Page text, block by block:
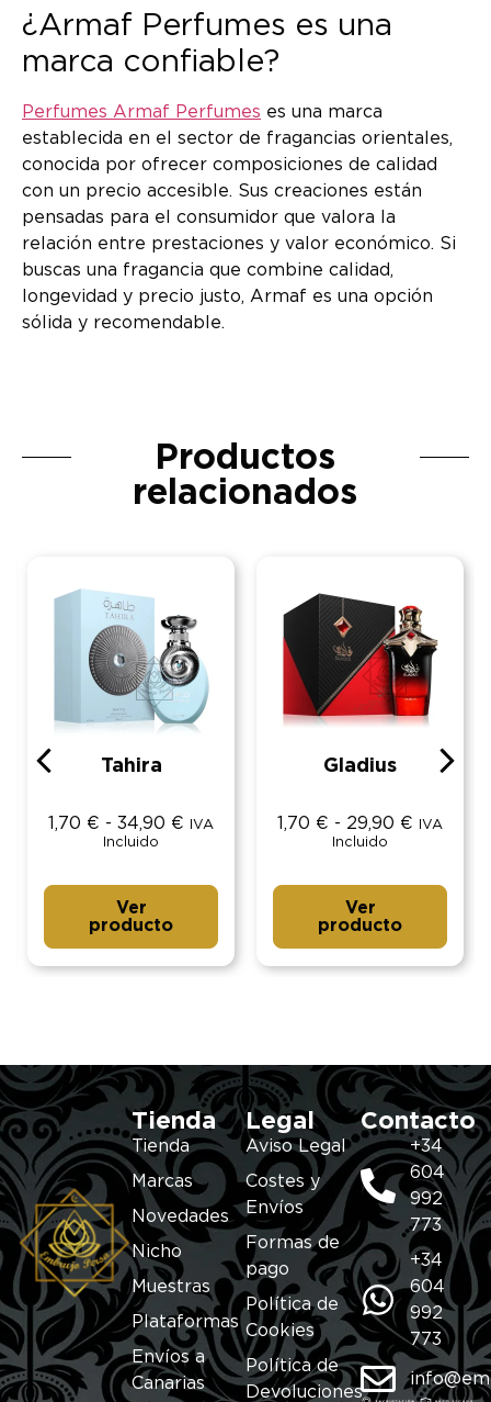
¿Armaf Perfumes es una
marca confiable?
Perfumes Armaf Perfumes es una marca
establecida en el sector de fragancias orientales,
conocida por ofrecer composiciones de calidad
con un precio accesible. Sus creaciones están
pensadas para el consumidor que valora la
relación entre prestaciones y valor económico. Si
buscas una fragancia que combine calidad,
longevidad y precio justo, Armaf es una opción
sólida y recomendable.
Productos
relacionados
Tahira
1,70 € - 34,90 €
IVA
Incluido
Ver
producto
Gladius
1,70 € - 29,90 €
IVA
Incluido
Ver
producto
Tienda
Tienda
Marcas
Novedades
Nicho
Muestras
Plataformas
Envíos a
Canarias
Legal
Aviso Legal
Costes y
Envíos
Formas de
pago
Política de
Cookies
Política de
Devoluciones
Contacto
+34
604
992
773
+34
604
992
773